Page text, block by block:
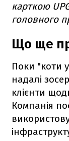
карткою
головного
Що ще
Поки "коти
надалі
клієнти
Компанія